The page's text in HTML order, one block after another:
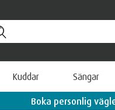
Kuddar Sängar
Boka personlig